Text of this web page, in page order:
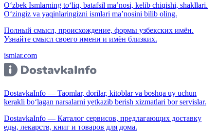
O‘zbek Ismlarning to‘liq, batafsil ma’nosi, kelib chiqishi, shakllari.
O‘zingiz va yaqinlaringizni ismlari ma’nosini bilib oling.
Полный смысл, происхождение, формы узбекских имён.
Узнайте смысл своего имени и имён близких.
ismlar.com
DostavkaInfo — Taomlar, dorilar, kitoblar va boshqa uy uchun
kerakli bo‘lagan narsalarni yetkazib berish xizmatlari bor servislar.
DostavkaInfo — Каталог сервисов, предлагающих доставку
еды, лекарств, книг и товаров для дома.